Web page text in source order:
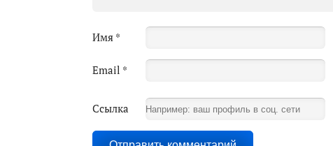
Имя *
Email *
Ссылка